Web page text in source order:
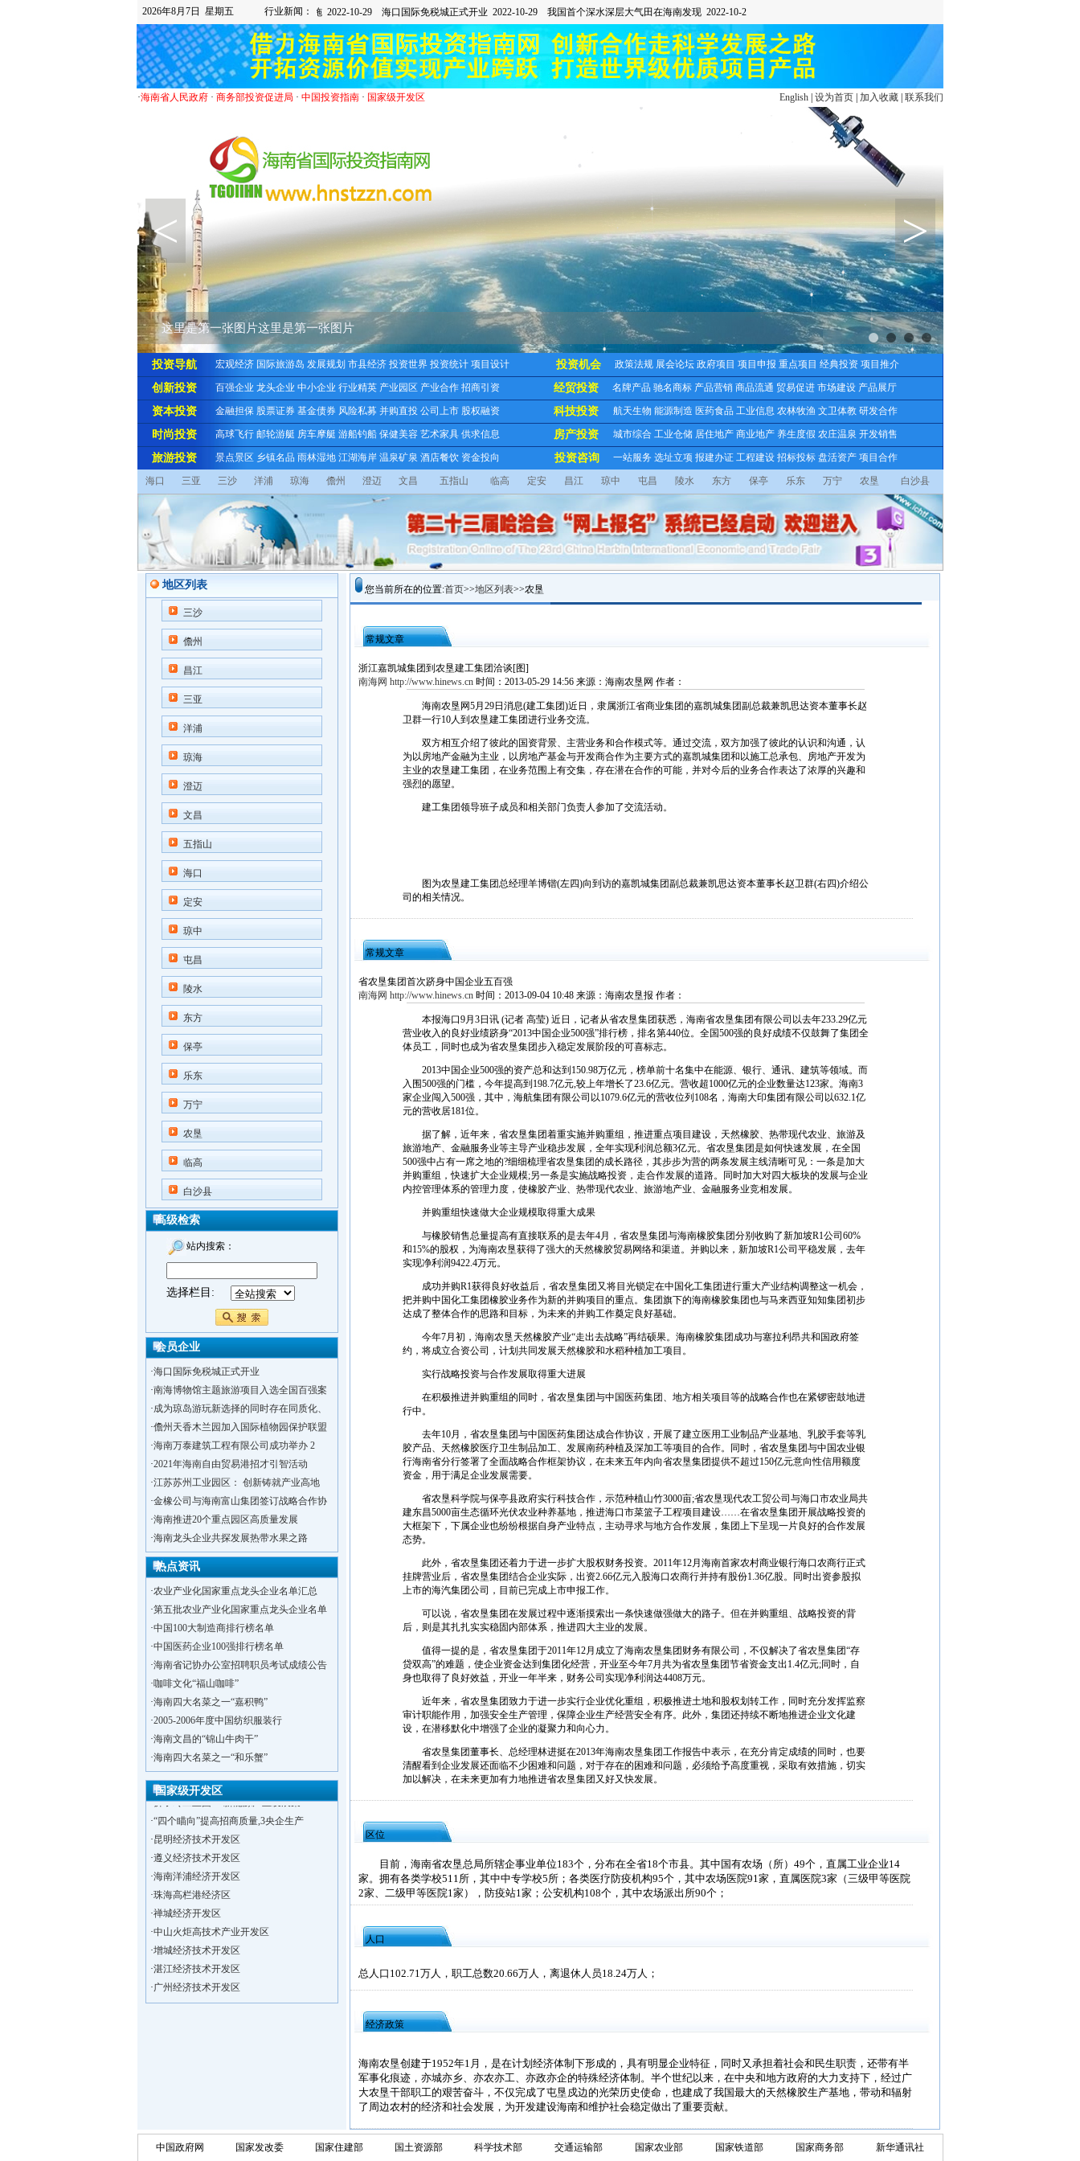
2026年8月7日 星期五 行业新闻：
·海南省人民政府· 商务部投资促进局 · 中国投资指南· 国家级开发区 English| 设为首页| 加入收藏| 联系我们
这里是第一张图片这里是第一张图片
< >
投资导航 宏观经济 国际旅游岛 发展规划 市县经济 投资世界 投资统计 项目设计 投资机会 政策法规 展会论坛 政府项目 项目申报 重点项目 经典投资 项目推介
创新投资 百强企业 龙头企业 中小企业 行业精英 产业园区 产业合作 招商引资 经贸投资 名牌产品 驰名商标 产品营销 商品流通 贸易促进 市场建设 产品展厅
资本投资 金融担保 股票证券 基金债券 风险私募 并购直投 公司上市 股权融资 科技投资 航天生物 能源制造 医药食品 工业信息 农林牧渔 文卫体教 研发合作
时尚投资 高球飞行 邮轮游艇 房车摩艇 游船钓船 保健美容 艺术家具 供求信息 房产投资 城市综合 工业仓储 居住地产 商业地产 养生度假 农庄温泉 开发销售
旅游投资 景点景区 乡镇名品 雨林湿地 江湖海岸 温泉矿泉 酒店餐饮 资金投向 投资咨询 一站服务 选址立项 报建办证 工程建设 招标投标 盘活资产 项目合作
海口 三亚 三沙 洋浦 琼海 儋州 澄迈 文昌 五指山 临高 定安 昌江 琼中 屯昌 陵水 东方 保亭 乐东 万宁 农垦 白沙县
地区列表
三沙
儋州
昌江
三亚
洋浦
琼海
澄迈
文昌
五指山
海口
定安
琼中
屯昌
陵水
东方
保亭
乐东
万宁
农垦
临高
白沙县
高级检索
站内搜索：
选择栏目:
会员企业
·海口国际免税城正式开业
·南海博物馆主题旅游项目入选全国百强案
·成为琼岛游玩新选择的同时存在同质化、
·儋州天香木兰园加入国际植物园保护联盟
·海南万泰建筑工程有限公司成功举办 2
·2021年海南自由贸易港招才引智活动
·江苏苏州工业园区： 创新铸就产业高地
·金橡公司与海南富山集团签订战略合作协
·海南推进20个重点园区高质量发展
·海南龙头企业共探发展热带水果之路
热点资讯
·农业产业化国家重点龙头企业名单汇总
·第五批农业产业化国家重点龙头企业名单
·中国100大制造商排行榜名单
·中国医药企业100强排行榜名单
·海南省记协办公室招聘职员考试成绩公告
·咖啡文化“福山咖啡”
·海南四大名菜之一“嘉积鸭”
·2005-2006年度中国纺织服装行
·海南文昌的“锦山牛肉干”
·海南四大名菜之一“和乐蟹”
国家级开发区
·洋浦不断延伸产业链，推进一批石化产业
·海口今年将投入44.4亿元推进江东新
·新加坡海口国家高新区国际创新创业中心
·狮子岭工业园： 新能源产业发展集
昆明经济技术开发区
您当前所在的位置:首页>>地区列表>>农垦
常规文章
浙江嘉凯城集团到农垦建工集团洽谈[图]
南海网 http://www.hinews.cn时间： 2013-05-29 14:56来源： 海南农垦网 作者：
海南农垦网5月29日消息(建工集团)近日，隶属浙江省商业集团的嘉凯城集团副总裁兼凯思达资本董事长赵
卫群一行10人到农垦建工集团进行业务交流。
双方相互介绍了彼此的国资背景、主营业务和合作模式等。通过交流，双方加强了彼此的认识和沟通，认
为以房地产金融为主业，以房地产基金与开发商合作为主要方式的嘉凯城集团和以施工总承包、房地产开发为
主业的农垦建工集团，在业务范围上有交集，存在潜在合作的可能，并对今后的业务合作表达了浓厚的兴趣和
强烈的愿望。
建工集团领导班子成员和相关部门负责人参加了交流活动。
图为农垦建工集团总经理羊博锴(左四)向到访的嘉凯城集团副总裁兼凯思达资本董事长赵卫群(右四)介绍公
司的相关情况。
常规文章
省农垦集团首次跻身中国企业五百强
南海网 http://www.hinews.cn时间： 2013-09-04 10:48来源： 海南农垦报 作者：
本报海口9月3日讯 (记者 高莹) 近日，记者从省农垦集团获悉，海南省农垦集团有限公司以去年233.29亿元
营业收入的良好业绩跻身“2013中国企业500强”排行榜，排名第440位。全国500强的良好成绩不仅鼓舞了集团全
体员工，同时也成为省农垦集团步入稳定发展阶段的可喜标志。
2013中国企业500强的资产总和达到150.98万亿元，榜单前十名集中在能源、银行、通讯、建筑等领域。而
入围500强的门槛，今年提高到198.7亿元,较上年增长了23.6亿元。营收超1000亿元的企业数量达123家。海南3
家企业闯入500强，其中，海航集团有限公司以1079.6亿元的营收位列108名，海南大印集团有限公司以632.1亿
元的营收居181位。
据了解，近年来，省农垦集团着重实施并购重组，推进重点项目建设，天然橡胶、热带现代农业、旅游及
旅游地产、金融服务业等主导产业稳步发展，全年实现利润总额3亿元。省农垦集团是如何快速发展，在全国
500强中占有一席之地的?细细梳理省农垦集团的成长路径，其步步为营的两条发展主线清晰可见：一条是加大
并购重组，快速扩大企业规模;另一条是实施战略投资，走合作发展的道路。同时加大对四大板块的发展与企业
内控管理体系的管理力度，使橡胶产业、热带现代农业、旅游地产业、金融服务业竞相发展。
并购重组快速做大企业规模取得重大成果
与橡胶销售总量提高有直接联系的是去年4月，省农垦集团与海南橡胶集团分别收购了新加坡R1公司60%
和15%的股权，为海南农垦获得了强大的天然橡胶贸易网络和渠道。并购以来，新加坡R1公司平稳发展，去年
实现净利润9422.4万元。
成功并购R1获得良好收益后，省农垦集团又将目光锁定在中国化工集团进行重大产业结构调整这一机会，
把并购中国化工集团橡胶业务作为新的并购项目的重点。集团旗下的海南橡胶集团也与马来西亚知知集团初步
达成了整体合作的思路和目标，为未来的并购工作奠定良好基础。
今年7月初，海南农垦天然橡胶产业“走出去战略”再结硕果。海南橡胶集团成功与塞拉利昂共和国政府签
约，将成立合资公司，计划共同发展天然橡胶和水稻种植加工项目。
实行战略投资与合作发展取得重大进展
在积极推进并购重组的同时，省农垦集团与中国医药集团、地方相关项目等的战略合作也在紧锣密鼓地进
行中。
去年10月，省农垦集团与中国医药集团达成合作协议，开展了建立医用工业制品产业基地、乳胶手套等乳
胶产品、天然橡胶医疗卫生制品加工、发展南药种植及深加工等项目的合作。同时，省农垦集团与中国农业银
行海南省分行签署了全面战略合作框架协议，在未来五年内向省农垦集团提供不超过150亿元意向性信用额度
资金，用于满足企业发展需要。
省农垦科学院与保亭县政府实行科技合作，示范种植山竹3000亩;省农垦现代农工贸公司与海口市农业局共
建东昌5000亩生态循环光伏农业种养基地，推进海口市菜篮子工程项目建设……在省农垦集团开展战略投资的
大框架下，下属企业也纷纷根据自身产业特点，主动寻求与地方合作发展，集团上下呈现一片良好的合作发展
态势。
此外，省农垦集团还着力于进一步扩大股权财务投资。2011年12月海南首家农村商业银行海口农商行正式
挂牌营业后，省农垦集团结合企业实际，出资2.66亿元入股海口农商行并持有股份1.36亿股。同时出资参股拟
上市的海汽集团公司，目前已完成上市申报工作。
可以说，省农垦集团在发展过程中逐渐摸索出一条快速做强做大的路子。但在并购重组、战略投资的背
后，则是其扎扎实实稳固内部体系，推进四大主业的发展。
值得一提的是，省农垦集团于2011年12月成立了海南农垦集团财务有限公司，不仅解决了省农垦集团“存
贷双高”的难题，使企业资金达到集团化经营，开业至今年7月共为省农垦集团节省资金支出1.4亿元;同时，自
身也取得了良好效益，开业一年半来，财务公司实现净利润达4408万元。
近年来，省农垦集团致力于进一步实行企业优化重组，积极推进土地和股权划转工作，同时充分发挥监察
审计职能作用，加强安全生产管理，保障企业生产经营安全有序。此外，集团还持续不断地推进企业文化建
设，在潜移默化中增强了企业的凝聚力和向心力。
省农垦集团董事长、总经理林进挺在2013年海南农垦集团工作报告中表示，在充分肯定成绩的同时，也要
清醒看到企业发展还面临不少困难和问题，对于存在的困难和问题，必须给予高度重视，采取有效措施，切实
加以解决，在未来更加有力地推进省农垦集团又好又快发展。
区位
目前，海南省农垦总局所辖企事业单位183个，分布在全省18个市县。其中国有农场（所）49个，直属工业企业14
家。拥有各类学校511所，其中中专学校5所；各类医疗防疫机构95个，其中农场医院91家，直属医院3家（三级甲等医院
2家、二级甲等医院1家），防疫站1家；公安机构108个，其中农场派出所90个；
人口
总人口102.71万人，职工总数20.66万人，离退休人员18.24万人；
经济政策
海南农垦创建于1952年1月，是在计划经济体制下形成的，具有明显企业特征，同时又承担着社会和民生职责，还带有半
军事化痕迹，亦城亦乡、亦农亦工、亦政亦企的特殊经济体制。半个世纪以来，在中央和地方政府的大力支持下，经过广
大农垦干部职工的艰苦奋斗，不仅完成了屯垦戍边的光荣历史使命，也建成了我国最大的天然橡胶生产基地，带动和辐射
了周边农村的经济和社会发展，为开发建设海南和维护社会稳定做出了重要贡献。
中国政府网 国家发改委 国家住建部 国土资源部 科学技术部 交通运输部 国家农业部 国家铁道部 国家商务部 新华通讯社